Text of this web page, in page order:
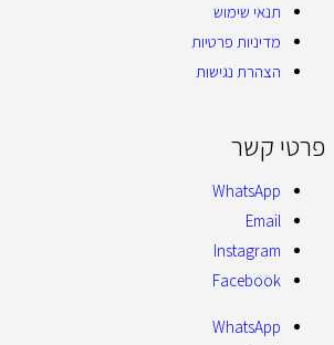
תנאי שימוש
מדיניות פרטיות
הצהרת נגישות
פרטי קשר
WhatsApp
Email
Instagram
Facebook
WhatsApp